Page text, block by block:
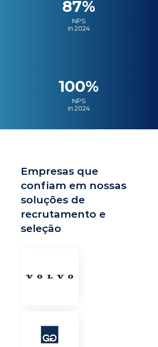
87%
NPS
in 2024
100%
NPS
in 2024
Empresas que
confiam em nossas
soluções de
recrutamento e
seleção